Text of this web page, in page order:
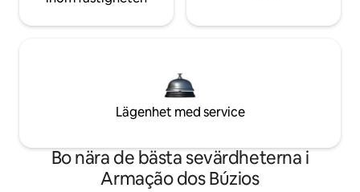
Lägenhet med service
Bo nära de bästa sevärdheterna i
Armação dos Búzios